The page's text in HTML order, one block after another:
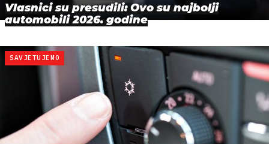
Vlasnici su presudili: Ovo su najbolji
automobili 2026. godine
SAVJETUJEMO